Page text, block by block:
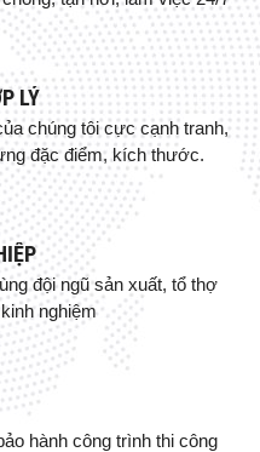
LÝ
chúng tôi cực cạnh tranh,
đặc điểm, kích thước.
đội ngũ sản xuất, tổ thợ
nghiệm
hành công trình thi công